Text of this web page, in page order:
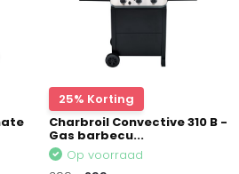
25% Korting
Charbroil Convective 310 B -
Gas barbecu...
Op voorraad